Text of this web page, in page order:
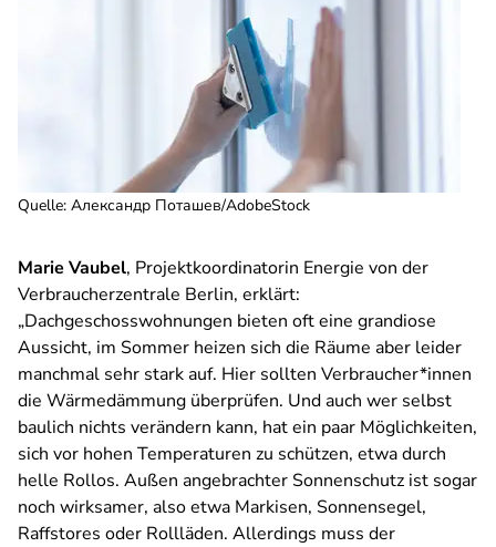
Quelle: Александр Поташев/AdobeStock
Marie Vaubel, Projektkoordinatorin Energie von der
Verbraucherzentrale Berlin, erklärt:
„Dachgeschosswohnungen bieten oft eine grandiose
Aussicht, im Sommer heizen sich die Räume aber leider
manchmal sehr stark auf. Hier sollten Verbraucher*innen
die Wärmedämmung überprüfen. Und auch wer selbst
baulich nichts verändern kann, hat ein paar Möglichkeiten,
sich vor hohen Temperaturen zu schützen, etwa durch
helle Rollos. Außen angebrachter Sonnenschutz ist sogar
noch wirksamer, also etwa Markisen, Sonnensegel,
Raffstores oder Rollläden. Allerdings muss der